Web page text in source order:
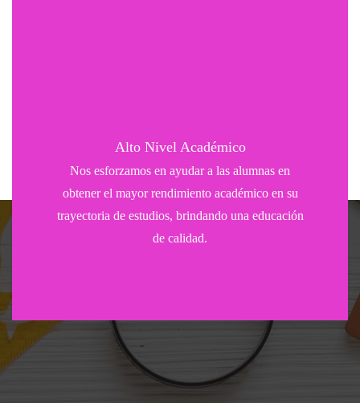
Alto Nivel Académico
Nos esforzamos en ayudar a las alumnas en
obtener el mayor rendimiento académico en su
trayectoria de estudios, brindando una educación
de calidad.